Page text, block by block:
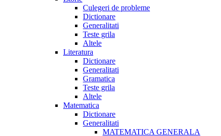
Culegeri de probleme
Dictionare
Generalitati
Teste grila
Altele
Literatura
Dictionare
Generalitati
Gramatica
Teste grila
Altele
Matematica
Dictionare
Generalitati
MATEMATICA GENERALA